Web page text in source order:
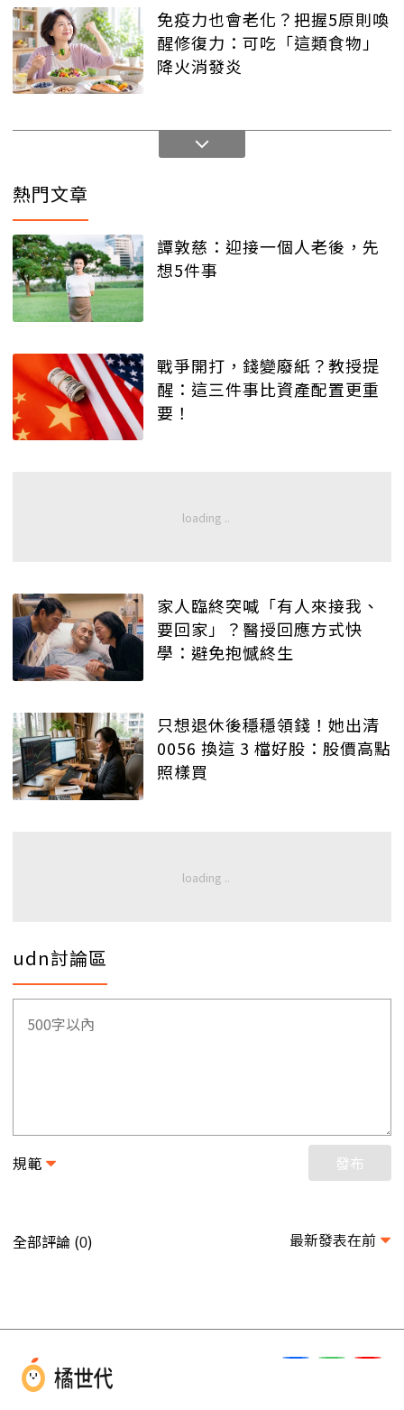
免疫力也會老化？把握5原則喚
醒修復力：可吃「這類食物」
降火消發炎
熱門文章
譚敦慈：迎接一個人老後，先
想5件事
戰爭開打，錢變廢紙？教授提
醒：這三件事比資產配置更重
要！
家人臨終突喊「有人來接我、
要回家」？醫授回應方式快
學：避免抱憾終生
只想退休後穩穩領錢！她出清
0056 換這 3 檔好股：股價高點
照樣買
udn討論區
規範 發布
全部評論 (0) 最新發表在前